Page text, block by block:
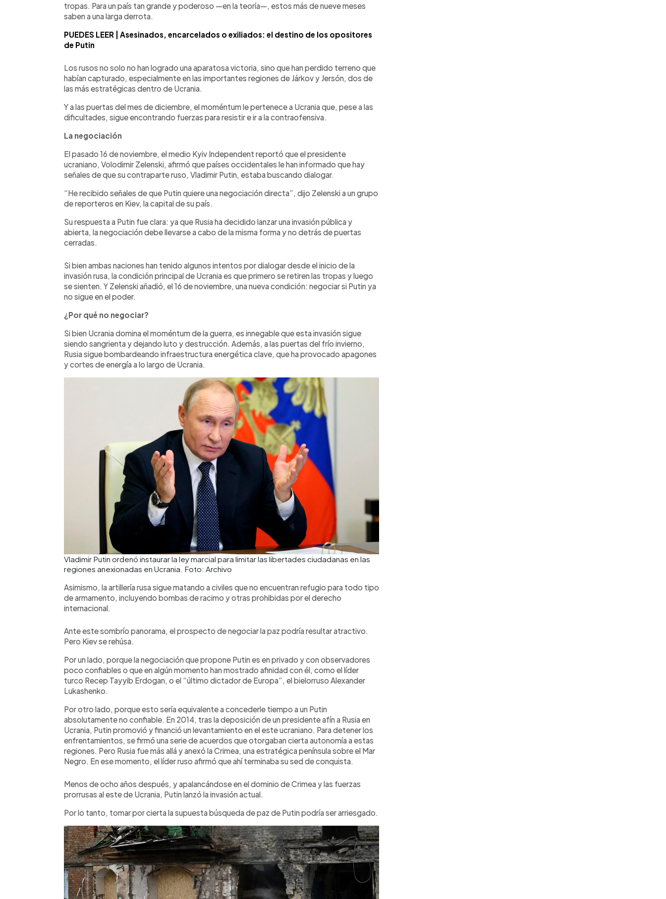
tropas. Para un país tan grande y poderoso —en la teoría—, estos más de nueve meses
saben a una larga derrota.
PUEDES LEER | Asesinados, encarcelados o exiliados: el destino de los opositores
de Putin
Los rusos no solo no han logrado una aparatosa victoria, sino que han perdido terreno que
habían capturado, especialmente en las importantes regiones de Járkov y Jersón, dos de
las más estratégicas dentro de Ucrania.
Y a las puertas del mes de diciembre, el moméntum le pertenece a Ucrania que, pese a las
dificultades, sigue encontrando fuerzas para resistir e ir a la contraofensiva.
La negociación
El pasado 16 de noviembre, el medio Kyiv Independent reportó que el presidente
ucraniano, Volodimir Zelenski, afirmó que países occidentales le han informado que hay
señales de que su contraparte ruso, Vladimir Putin, estaba buscando dialogar.
“He recibido señales de que Putin quiere una negociación directa”, dijo Zelenski a un grupo
de reporteros en Kiev, la capital de su país.
Su respuesta a Putin fue clara: ya que Rusia ha decidido lanzar una invasión pública y
abierta, la negociación debe llevarse a cabo de la misma forma y no detrás de puertas
cerradas.
Si bien ambas naciones han tenido algunos intentos por dialogar desde el inicio de la
invasión rusa, la condición principal de Ucrania es que primero se retiren las tropas y luego
se sienten. Y Zelenski añadió, el 16 de noviembre, una nueva condición: negociar si Putin ya
no sigue en el poder.
¿Por qué no negociar?
Si bien Ucrania domina el moméntum de la guerra, es innegable que esta invasión sigue
siendo sangrienta y dejando luto y destrucción. Además, a las puertas del frío invierno,
Rusia sigue bombardeando infraestructura energética clave, que ha provocado apagones
y cortes de energía a lo largo de Ucrania.
Vladimir Putin ordenó instaurar la ley marcial para limitar las libertades ciudadanas en las
regiones anexionadas en Ucrania. Foto: Archivo
Asimismo, la artillería rusa sigue matando a civiles que no encuentran refugio para todo tipo
de armamento, incluyendo bombas de racimo y otras prohibidas por el derecho
internacional.
Ante este sombrío panorama, el prospecto de negociar la paz podría resultar atractivo.
Pero Kiev se rehúsa.
Por un lado, porque la negociación que propone Putin es en privado y con observadores
poco confiables o que en algún momento han mostrado afinidad con él, como el líder
turco Recep Tayyib Erdogan, o el “último dictador de Europa”, el bielorruso Alexander
Lukashenko.
Por otro lado, porque esto sería equivalente a concederle tiempo a un Putin
absolutamente no confiable. En 2014, tras la deposición de un presidente afín a Rusia en
Ucrania, Putin promovió y financió un levantamiento en el este ucraniano. Para detener los
enfrentamientos, se firmó una serie de acuerdos que otorgaban cierta autonomía a estas
regiones. Pero Rusia fue más allá y anexó la Crimea, una estratégica península sobre el Mar
Negro. En ese momento, el líder ruso afirmó que ahí terminaba su sed de conquista.
Menos de ocho años después, y apalancándose en el dominio de Crimea y las fuerzas
prorrusas al este de Ucrania, Putin lanzó la invasión actual.
Por lo tanto, tomar por cierta la supuesta búsqueda de paz de Putin podría ser arriesgado.